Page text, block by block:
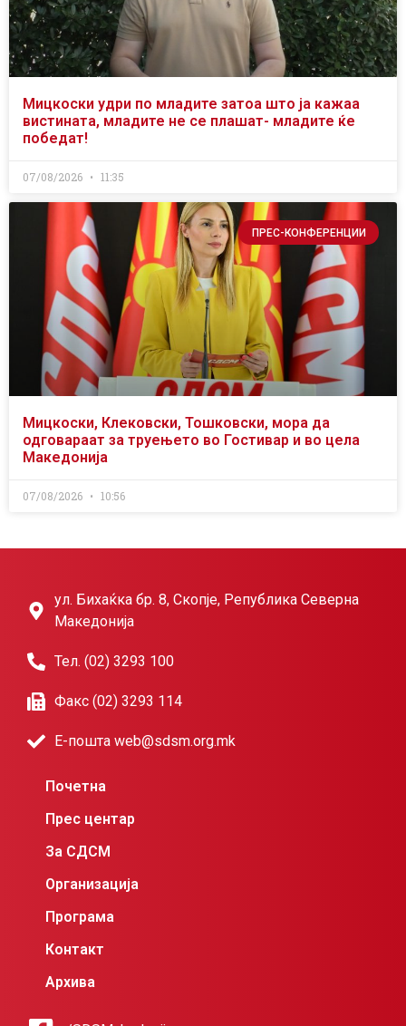
Мицкоски удри по младите затоа што ја кажаа
вистината, младите не се плашат- младите ќе
победат!
07/08/2026 11:35
ПРЕС-КОНФЕРЕНЦИИ
Мицкоски, Клековски, Тошковски, мора да
одговараат за труењето во Гостивар и во цела
Македонија
07/08/2026 10:56
ул. Бихаќка бр. 8, Скопје, Република Северна
Македонија
Тел. (02) 3293 100
Факс (02) 3293 114
Е-пошта web@sdsm.org.mk
Почетна
Прес центар
За СДСМ
Организација
Програма
Контакт
Архива